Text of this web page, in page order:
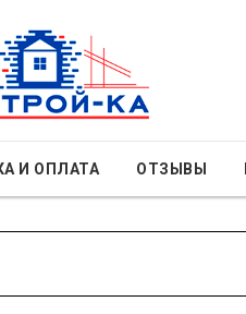
И ОПЛАТА ОТЗЫВЫ